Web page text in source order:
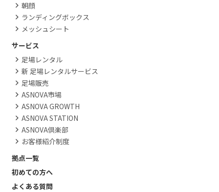
朝顔
ランディングボックス
メッシュシート
サービス
足場レンタル
新 足場レンタルサービス
足場販売
ASNOVA市場
ASNOVA GROWTH
ASNOVA STATION
ASNOVA倶楽部
お客様紹介制度
拠点一覧
初めての方へ
よくある質問